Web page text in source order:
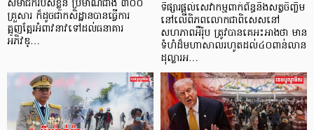
សមាជិករបស់ខ្លួន ប្រមាណជាង ៣០០
គ្រួសារ ក៏ដូចជាកសិដ្ឋានបានធ្វើការ
ត្អូញត្អែរអំពាវនាវទៅដល់ធនាគារ
អភិវឌ្…
ទីផ្សារផ្តល់សេវាកម្មពាក់ព័ន្ធនឹងសត្វចិញ្ចឹម
នៅលើពិភពលោកជាពិសេសនៅ
សហភាពអឺរ៉ុប ត្រូវបានគេអះអាងថា មាន
ទំហំដ៏មហាសាលរហូតដល់៤០ពាន់លាន
ដុល្លារអ…